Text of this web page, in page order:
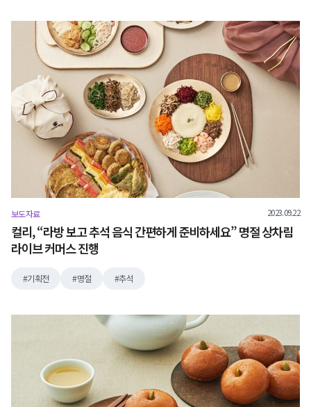
보도자료 2023.09.22
컬리, “라방 보고 추석 음식 간편하게 준비하세요” 명절 상차림
라이브 커머스 진행
기획전 명절 추석